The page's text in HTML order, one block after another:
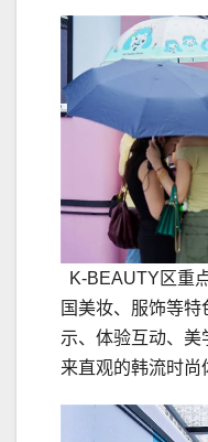
K-BEAUTY区重
国美妆、服饰等
示、体验互动、
来直观的韩流时尚